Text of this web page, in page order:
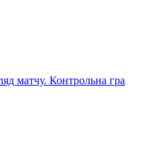
Контрольна гра